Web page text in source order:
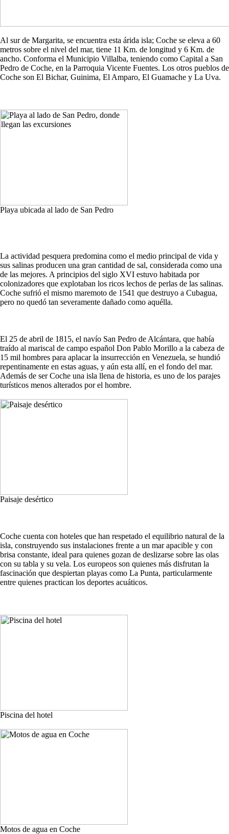
Al sur de Margarita, se encuentra esta árida isla; Coche se eleva a 60
metros sobre el nivel del mar, tiene 11 Km. de longitud y 6 Km. de
ancho. Conforma el Municipio Villalba, teniendo como Capital a San
Pedro de Coche, en la Parroquia Vicente Fuentes. Los otros pueblos de
Coche son El Bichar, Guinima, El Amparo, El Guamache y La Uva.
Playa ubicada al lado de San Pedro
La actividad pesquera predomina como el medio principal de vida y
sus salinas producen una gran cantidad de sal, considerada como una
de las mejores. A principios del siglo XVI estuvo habitada por
colonizadores que explotaban los ricos lechos de perlas de las salinas.
Coche sufrió el mismo maremoto de 1541 que destruyo a Cubagua,
pero no quedó tan severamente dañado como aquélla.
El 25 de abril de 1815, el navío San Pedro de Alcántara, que había
traído al mariscal de campo español Don Pablo Morillo a la cabeza de
15 mil hombres para aplacar la insurrección en Venezuela, se hundió
repentinamente en estas aguas, y aún esta allí, en el fondo del mar.
Además de ser Coche una isla llena de historia, es uno de los parajes
turísticos menos alterados por el hombre.
Paisaje desértico
Coche cuenta con hoteles que han respetado el equilibrio natural de la
isla, construyendo sus instalaciones frente a un mar apacible y con
brisa constante, ideal para quienes gozan de deslizarse sobre las olas
con su tabla y su vela. Los europeos son quienes más disfrutan la
fascinación que despiertan playas como La Punta, particularmente
entre quienes practican los deportes acuáticos.
Piscina del hotel
Motos de agua en Coche